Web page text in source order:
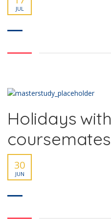
JUL
Holidays with
coursemates
30
JUN
Eğitimlerimiz
Hakkımızda
GALERİ
İletişim
Sosyal Medya